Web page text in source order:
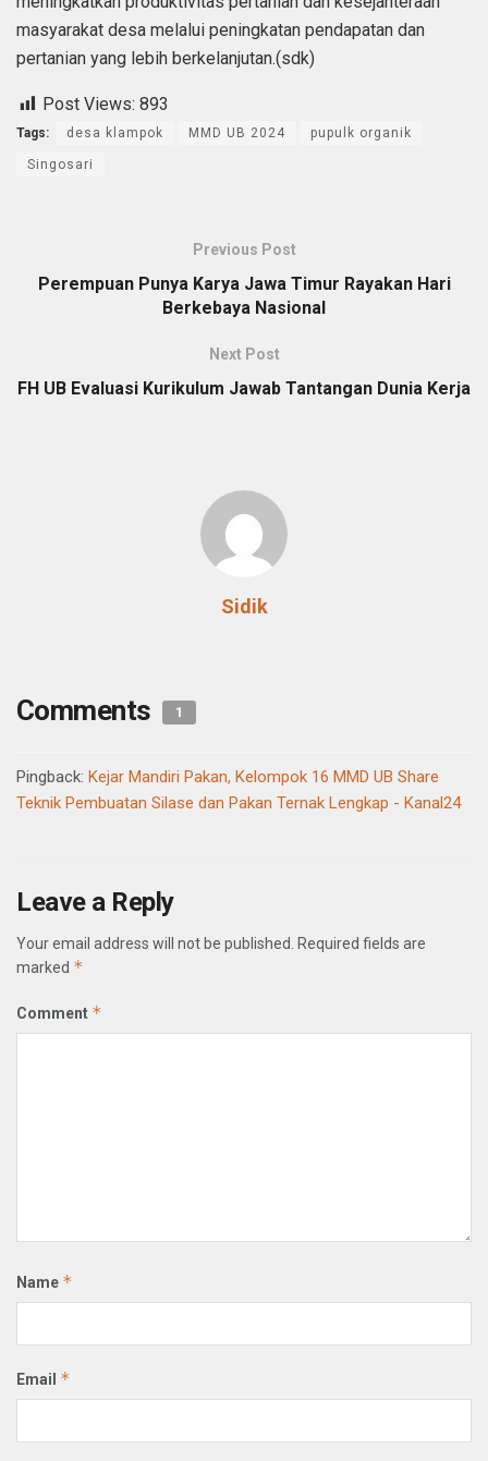
masyarakat desa melalui peningkatan pendapatan dan
pertanian yang lebih berkelanjutan.(sdk)
Post Views: 893
Tags: desa klampok MMD UB 2024 pupulk organik
Singosari
Previous Post
Perempuan Punya Karya Jawa Timur Rayakan Hari
Berkebaya Nasional
Next Post
FH UB Evaluasi Kurikulum Jawab Tantangan Dunia Kerja
Sidik
Comments 1
Pingback: Kejar Mandiri Pakan, Kelompok 16 MMD UB Share
Teknik Pembuatan Silase dan Pakan Ternak Lengkap - Kanal24
Leave a Reply
Your email address will not be published.
Required fields are
marked *
Comment *
Name *
Email *